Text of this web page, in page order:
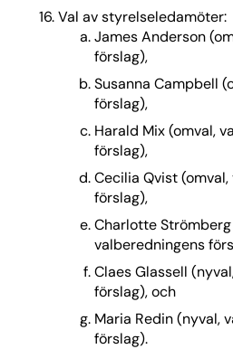
Val av styrelseledamöter:
James Anderson
förslag),
Susanna Campbell
förslag),
Harald Mix (omval,
förslag),
Cecilia Qvist
förslag),
Charlotte
valberedningens
Claes Glassell
förslag), och
Maria Redin (nyval,
förslag).